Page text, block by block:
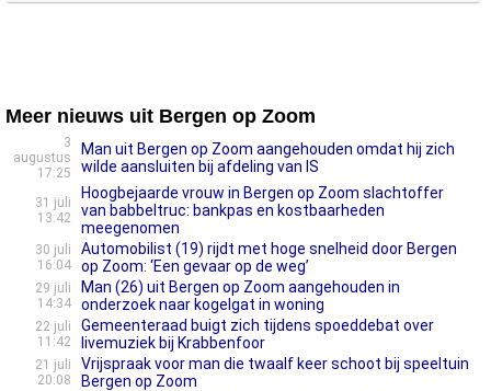
Meer nieuws uit Bergen op Zoom
3
augustus
17:25
Man uit Bergen op Zoom aangehouden omdat hij zich
wilde aansluiten bij afdeling van IS
31 juli
13:42
Hoogbejaarde vrouw in Bergen op Zoom slachtoffer
van babbeltruc: bankpas en kostbaarheden
meegenomen
30 juli
16:04
Automobilist (19) rijdt met hoge snelheid door Bergen
op Zoom: ‘Een gevaar op de weg’
29 juli
14:34
Man (26) uit Bergen op Zoom aangehouden in
onderzoek naar kogelgat in woning
22 juli
11:42
Gemeenteraad buigt zich tijdens spoeddebat over
livemuziek bij Krabbenfoor
21 juli
20:08
Vrijspraak voor man die twaalf keer schoot bij speeltuin
Bergen op Zoom